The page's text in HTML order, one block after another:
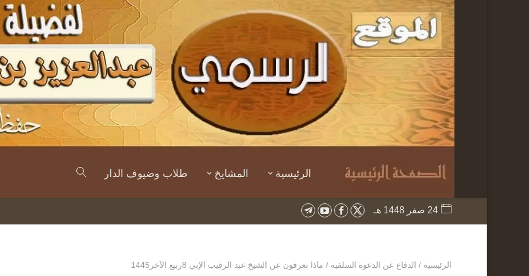
الرئيسية المشايخ طلاب وضيوف الدار
24 صفر 1448 هـ
الرئيسية / الدفاع عن الدعوة السلفية / ماذا تعرفون عن الشيخ عبد الرقيب الإبي 8ربيع الآخر1445